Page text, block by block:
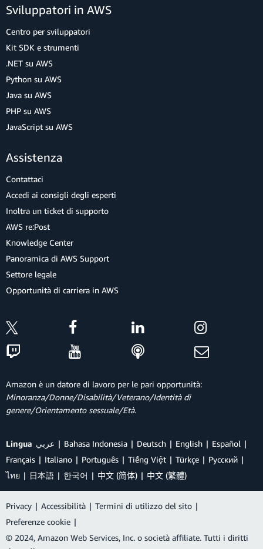
Sviluppatori in AWS
Centro per sviluppatori
Kit SDK e strumenti
.NET su AWS
Python su AWS
Java su AWS
PHP su AWS
JavaScript su AWS
Assistenza
Contattaci
Accedi ai consigli degli esperti
Inoltra un ticket di supporto
AWS re:Post
Knowledge Center
Panoramica di AWS Support
Settore legale
Opportunità di carriera in AWS
Amazon è un datore di lavoro per le pari opportunità:
Minoranza/Donne/Disabilità/Veterano/Identità di
genere/Orientamento sessuale/Età.
Lingua عربي Bahasa Indonesia Deutsch English
Español
Français
Italiano Português Tiếng Việt Türkçe
Ρусский
ไทย
日本語 한국어 中文 (简体) 中文 (繁體)
Privacy | Accessibilità | Termini di utilizzo del sito |
Preferenze cookie |
© 2024, Amazon Web Services, Inc. o società affiliate. Tutti i diritti